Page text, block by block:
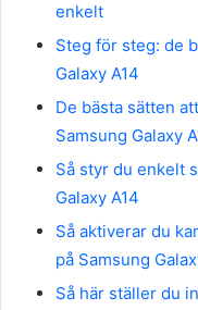
enkelt
Steg för steg: de
Galaxy A14
De bästa sätten
Samsung Galaxy
Så styr du enkelt
Galaxy A14
Så aktiverar du
på Samsung
Så här ställer du